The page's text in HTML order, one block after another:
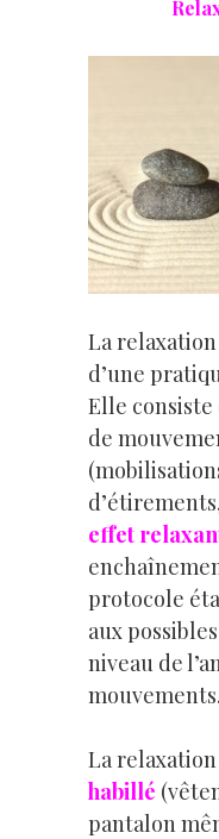
La
d’une
Elle
de
effet
protocole
aux
niveau de
mouvements.
La
habillé
pantalon